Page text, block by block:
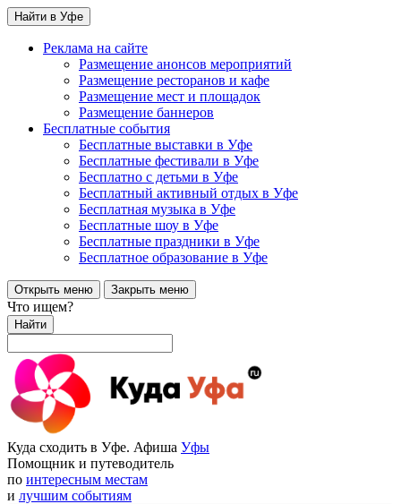
Найти в Уфе
Реклама на сайте
Размещение анонсов мероприятий
Размещение ресторанов и кафе
Размещение мест и площадок
Размещение баннеров
Бесплатные события
Бесплатные выставки в Уфе
Бесплатные фестивали в Уфе
Бесплатно с детьми в Уфе
Бесплатный активный отдых в Уфе
Бесплатная музыка в Уфе
Бесплатные шоу в Уфе
Бесплатные праздники в Уфе
Бесплатное образование в Уфе
Открыть меню Закрыть меню
Что ищем?
Найти
Куда сходить в Уфе. Афиша Уфы
Помощник и путеводитель
по интересным местам
и лучшим событиям